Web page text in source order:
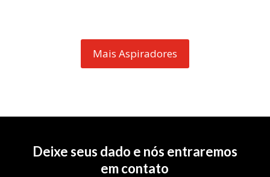
Mais Aspiradores
Deixe seus dado e nós entraremos
em contato